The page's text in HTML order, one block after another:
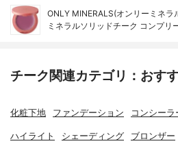
ONLY MINERALS(オンリーミネラ
ミネラルソリッドチーク コンプリ
チーク関連カテゴリ：おす
化粧下地 ファンデーション コンシーラ
ハイライト シェーディング ブロンザー